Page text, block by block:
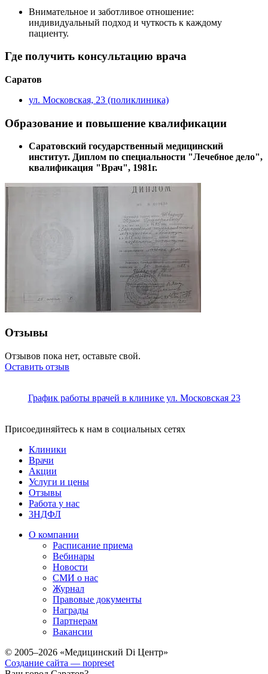
Внимательное и заботливое отношение:
индивидуальный подход и чуткость к каждому
пациенту.
Где получить консультацию врача
Саратов
ул. Московская, 23 (поликлиника)
Образование и повышение квалификации
Саратовский государственный медицинский
институт. Диплом по специальности "Лечебное дело",
квалификация "Врач", 1981г.
Отзывы
Отзывов пока нет, оставьте свой.
Оставить отзыв
График работы врачей в клинике ул. Московская 23
Присоединяйтесь к нам в социальных сетях
Клиники
Врачи
Акции
Услуги и цены
Отзывы
Работа у нас
3НДФЛ
О компании
Расписание приема
Вебинары
Новости
СМИ о нас
Журнал
Правовые документы
Награды
Партнерам
Вакансии
© 2005–2026 «Медицинский Di Центр»
Создание сайта — nopreset